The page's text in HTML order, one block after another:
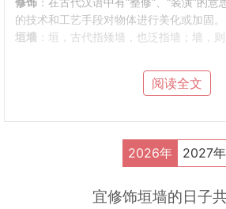
的技术和工艺手段对物体进行美化或加固。
垣墙：垣，古代指矮墙，也泛指墙；墙，
含了以下几个层面的意义：
：修补损坏的墙体，防止风雨侵
阅读全文
2026年 2027年
宜修饰垣墙的日子